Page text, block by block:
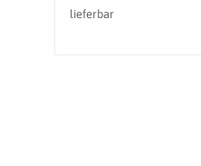
lieferbar